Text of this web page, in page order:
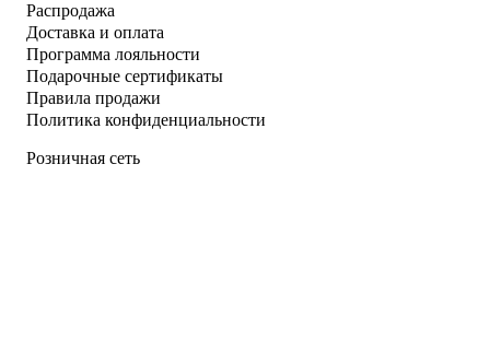
Распродажа
Доставка и оплата
Программа лояльности
Подарочные сертификаты
Правила продажи
Политика конфиденциальности
Розничная сеть